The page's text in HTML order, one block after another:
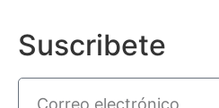
Suscribete